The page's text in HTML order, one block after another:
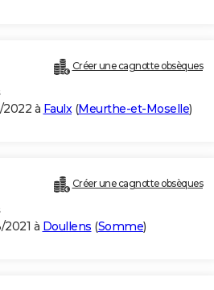
Créer une cagnotte obsèques
2022 à Faulx(Meurthe-et-Moselle)
Créer une cagnotte obsèques
2021 à Doullens (Somme)